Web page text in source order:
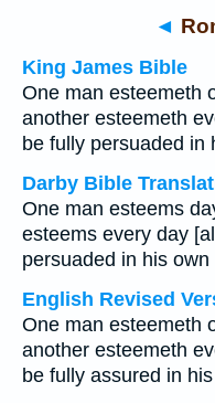
◄
King James Bible
One man esteemeth
another esteemeth
be fully persuaded in
Darby Bible
One man esteems
esteems every day
persuaded in his own
English Revised
One man esteemeth
another esteemeth
be fully assured in